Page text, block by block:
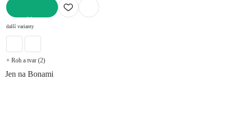
další varianty
+ Roh a tvar (2)
Jen na Bonami